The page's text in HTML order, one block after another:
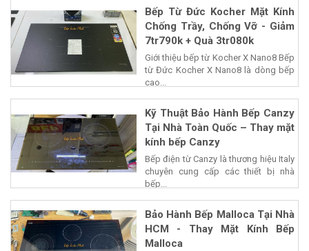
Bếp Từ Đức Kocher Mặt Kính
Chống Trầy, Chống Vỡ - Giảm
7tr790k + Quà 3tr080k
Giới thiệu bếp từ Kocher X Nano8 Bếp
từ Đức Kocher X Nano8 là dòng bếp
cao...
Kỹ Thuật Bảo Hành Bếp Canzy
Tại Nhà Toàn Quốc – Thay mặt
kính bếp Canzy
Bếp điện từ Canzy là thương hiệu Italy
chuyên cung cấp các thiết bị nhà
bếp...
Bảo Hành Bếp Malloca Tại Nhà
HCM - Thay Mặt Kính Bếp
Malloca